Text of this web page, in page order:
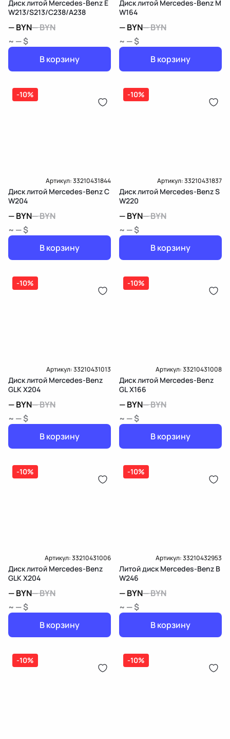
Диск литой Mercedes-Benz E
W213/S213/C238/A238
—BYN—BYN
~ — $
В корзину
Диск литой Mercedes-Benz M
W164
—BYN—BYN
~ — $
В корзину
-10%
Артикул:33210431844
Диск литой Mercedes-Benz C
W204
—BYN—BYN
~ — $
В корзину
-10%
Артикул:33210431837
Диск литой Mercedes-Benz S
W220
—BYN—BYN
~ — $
В корзину
-10%
Артикул:33210431013
Диск литой Mercedes-Benz
GLK X204
—BYN—BYN
~ — $
В корзину
-10%
Артикул:33210431008
Диск литой Mercedes-Benz
GL X166
—BYN—BYN
~ — $
В корзину
-10%
Артикул:33210431006
Диск литой Mercedes-Benz
GLK X204
—BYN—BYN
~ — $
В корзину
-10%
Артикул:33210432953
Литой диск Mercedes-Benz B
W246
—BYN—BYN
~ — $
В корзину
-10% -10%